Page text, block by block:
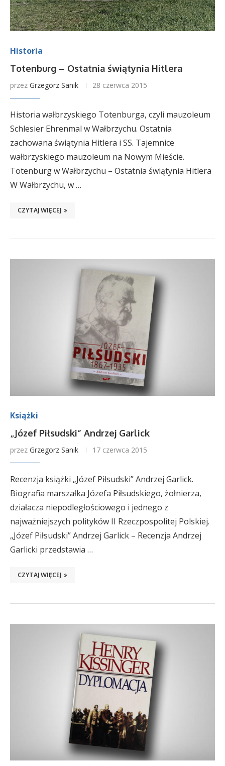
Historia
Totenburg – Ostatnia świątynia Hitlera
przez Grzegorz Sanik 28 czerwca 2015
Historia wałbrzyskiego Totenburga, czyli mauzoleum
Schlesier Ehrenmal w Wałbrzychu. Ostatnia
zachowana świątynia Hitlera i SS. Tajemnice
wałbrzyskiego mauzoleum na Nowym Mieście.
Totenburg w Wałbrzychu – Ostatnia świątynia Hitlera
W Wałbrzychu, w …
CZYTAJ WIĘCEJ
Książki
„Józef Piłsudski” Andrzej Garlick
przez Grzegorz Sanik 17 czerwca 2015
Recenzja książki „Józef Piłsudski” Andrzej Garlick.
Biografia marszałka Józefa Piłsudskiego, żołnierza,
działacza niepodległościowego i jednego z
najważniejszych polityków II Rzeczpospolitej Polskiej.
„Józef Piłsudski” Andrzej Garlick – Recenzja Andrzej
Garlicki przedstawia …
CZYTAJ WIĘCEJ